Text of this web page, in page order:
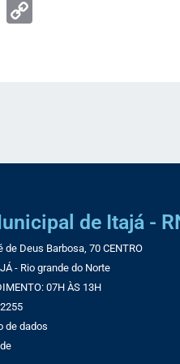
WhatsApp
de Itajá -
de Deus Barbosa, 70 CENTRO
- Rio grande do Norte
07H ÀS 13H
de dados